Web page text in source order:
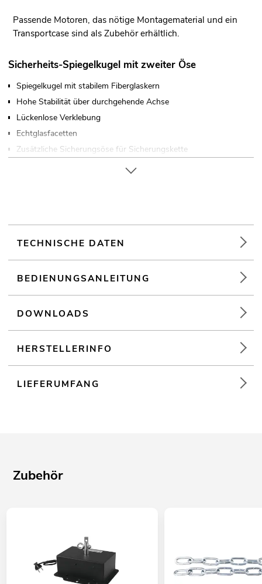
Passende Motoren, das nötige Montagematerial und ein
Transportcase sind als Zubehör erhältlich.
Sicherheits-Spiegelkugel mit zweiter Öse
Spiegelkugel mit stabilem Fiberglaskern
Hohe Stabilität über durchgehende Achse
Lückenlose Verklebung
Echtglasfacetten
Zusätzliche Sicherungsöse für Sicherungskette
Für Anwendungsgebiete wie zum Beispiel: Clubs/Tanzschulen
TECHNISCHE DATEN
BEDIENUNGSANLEITUNG
DOWNLOADS
HERSTELLERINFO
LIEFERUMFANG
Zubehör